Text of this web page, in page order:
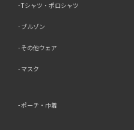
Tシャツ・ポロシャツ
ブルゾン
その他ウェア
マスク
ポーチ・巾着